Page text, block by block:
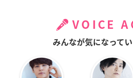
VOICE
みんなが気になって